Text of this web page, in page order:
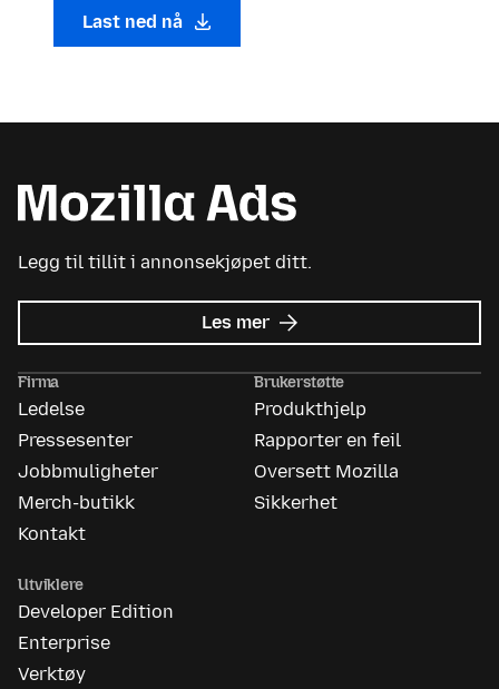
Last ned nå
Legg til tillit i annonsekjøpet ditt.
Les mer om
Mozilla
Firma
Ledelse
Pressesenter
Jobbmuligheter
Merch-butikk
Kontakt
Brukerstøtte
Produkthjelp
Rapporter en feil
Oversett Mozilla
Sikkerhet
Utviklere
Developer Edition
Enterprise
Verktøy